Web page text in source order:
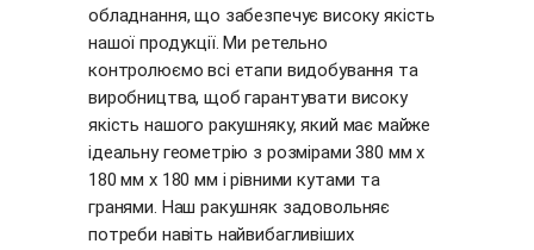
обладнання, що забезпечує високу якість
нашої продукції. Ми ретельно
контролюємо всі етапи видобування та
виробництва, щоб гарантувати високу
якість нашого ракушняку, який має майже
ідеальну геометрію з розмірами 380 мм х
180 мм х 180 мм і рівними кутами та
гранями. Наш ракушняк задовольняє
потреби навіть найвибагливіших